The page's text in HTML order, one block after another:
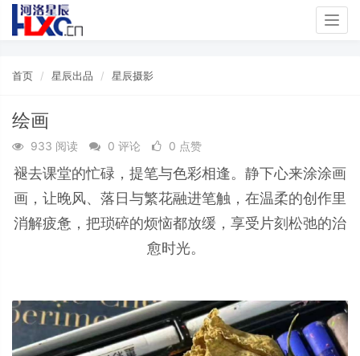
首页 星辰出品 星辰摄影
绘画
933 阅读 0 评论 0 点赞
褪去课堂的忙碌，提笔与色彩相逢。静下心来涂涂画
画，让晚风、落日与繁花融进笔触，在温柔的创作里
消解疲惫，把琐碎的烦恼都放缓，享受片刻松弛的治
愈时光。